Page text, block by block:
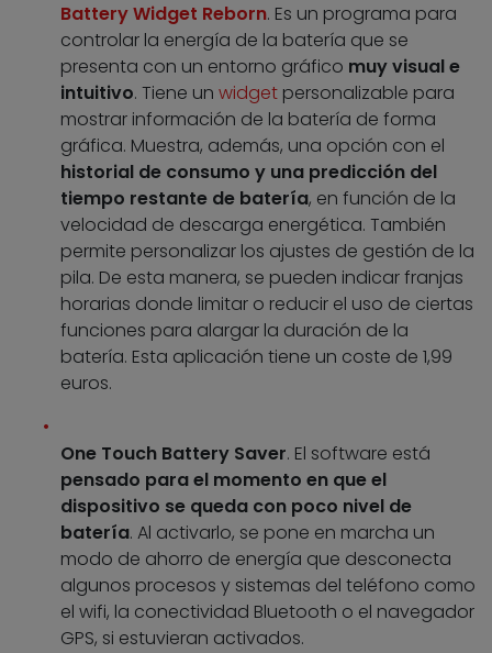
Battery Widget Reborn. Es un programa para
controlar la energía de la batería que se
presenta con un entorno gráfico muy visual e
intuitivo. Tiene un widget personalizable para
mostrar información de la batería de forma
gráfica. Muestra, además, una opción con el
historial de consumo y una predicción del
tiempo restante de batería, en función de la
velocidad de descarga energética. También
permite personalizar los ajustes de gestión de la
pila. De esta manera, se pueden indicar franjas
horarias donde limitar o reducir el uso de ciertas
funciones para alargar la duración de la
batería. Esta aplicación tiene un coste de 1,99
euros.
One Touch Battery Saver. El software está
pensado para el momento en que el
dispositivo se queda con poco nivel de
batería. Al activarlo, se pone en marcha un
modo de ahorro de energía que desconecta
algunos procesos y sistemas del teléfono como
el wifi, la conectividad Bluetooth o el navegador
GPS, si estuvieran activados.